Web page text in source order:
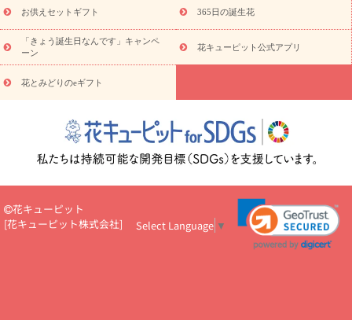
ド
お花の種類 トルコキキョウ
お祝い お祝い・3000円～ お祝い・4000円～
お祝い・
5000円～
お祝い・7000円～ お祝い・ 10000円～
お供え・お
悔やみ
円～
お供え・お悔やみ・
いのマナー
定年退職祝いのマナー
お祝いを贈るときのマナー・
花キューピットのお祝いコラム一覧
誕生日のお花を「色
彩心理学」で選ぶ方法
結婚祝いの予算相場
出産祝いお役立ち情
ール
新築引っ越し祝いコラム お祝い花のマナー総まとめ
職
場上司や先輩へ贈るお祝い花の正解は？
開店祝いの花 選び方ガイ
お供えセットギフト 365日の誕生花
「きょう誕生日なんです」キャンペ
ーン
花キューピット公式アプリ
花とみどりのeギフト
花キューピット
[花キューピット株式会社] Select Language ▼